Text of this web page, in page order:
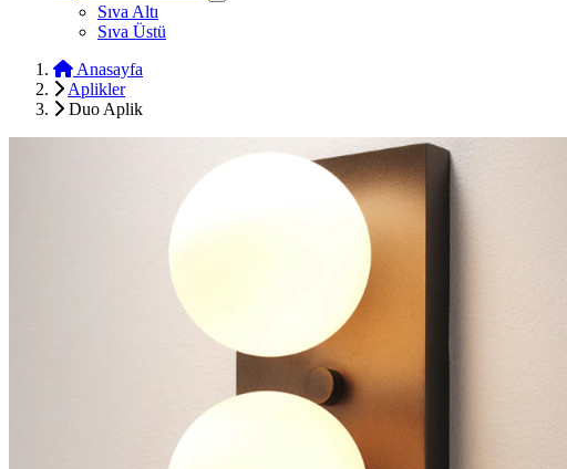
Sıva Altı
Sıva Üstü
Anasayfa
Aplikler
Duo Aplik